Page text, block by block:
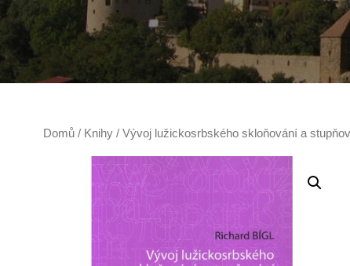
Domů / Knihy / Vývoj lužickosrbského skloňování a